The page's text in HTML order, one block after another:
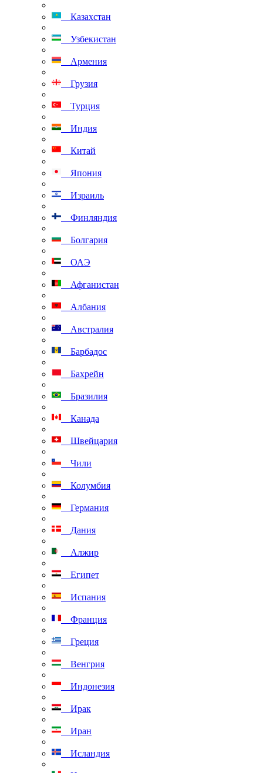
Казахстан
Узбекистан
Армения
Грузия
Турция
Индия
Китай
Япония
Израиль
Финляндия
Болгария
ОАЭ
Афганистан
Албания
Австралия
Барбадос
Бахрейн
Бразилия
Канада
Швейцария
Чили
Колумбия
Германия
Дания
Алжир
Египет
Испания
Франция
Греция
Венгрия
Индонезия
Ирак
Иран
Исландия